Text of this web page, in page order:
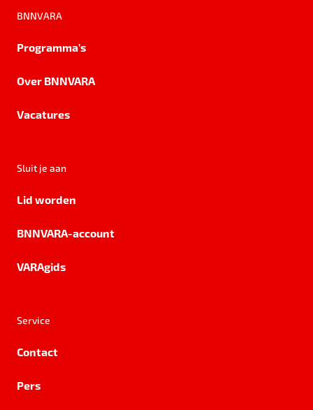
BNNVARA
Programma's
Over BNNVARA
Vacatures
Sluit je aan
Lid worden
BNNVARA-account
VARAgids
Service
Contact
Pers